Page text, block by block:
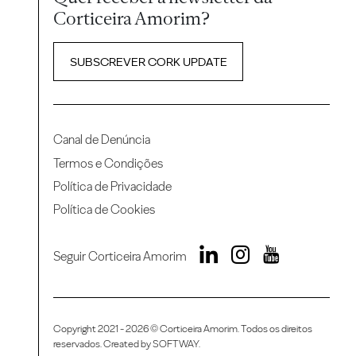
Corticeira Amorim?
SUBSCREVER CORK UPDATE
Canal de Denúncia
Termos e Condições
Política de Privacidade
Política de Cookies
Seguir Corticeira Amorim
Copyright 2021 - 2026 © Corticeira Amorim. Todos os direitos
reservados. Created bySOFTWAY.